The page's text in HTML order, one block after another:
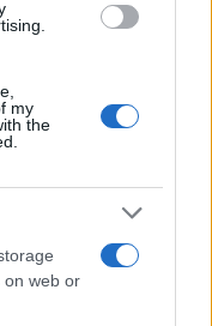
my
the
on web or
κατά
του
Βλαντιμίρ
αυτό
για
μεταδίδουν
ότι το
εμάς», παρά
παραμένει